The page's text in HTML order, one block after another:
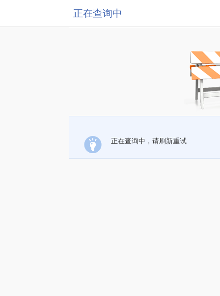
正在查询中
正在查询中，请刷新重试